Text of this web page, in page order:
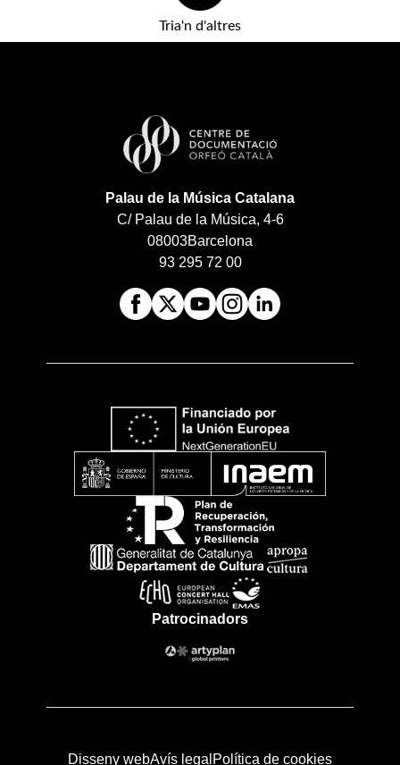
Tria'n d'altres
Palau de la Música Catalana
C/ Palau de la Música, 4-6
08003Barcelona
93 295 72 00
Patrocinadors
Disseny webAvís legal Política de cookies